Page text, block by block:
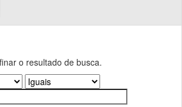
o resultado de busca.